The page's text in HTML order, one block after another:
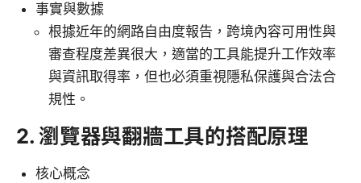
事實與數據
根據近年的網路自由度報告，跨境內容可用性與
審查程度差異很大，適當的工具能提升工作效率
與資訊取得率，但也必須重視隱私保護與合法合
規性。
2. 瀏覽器與翻牆工具的搭配原理
核心概念